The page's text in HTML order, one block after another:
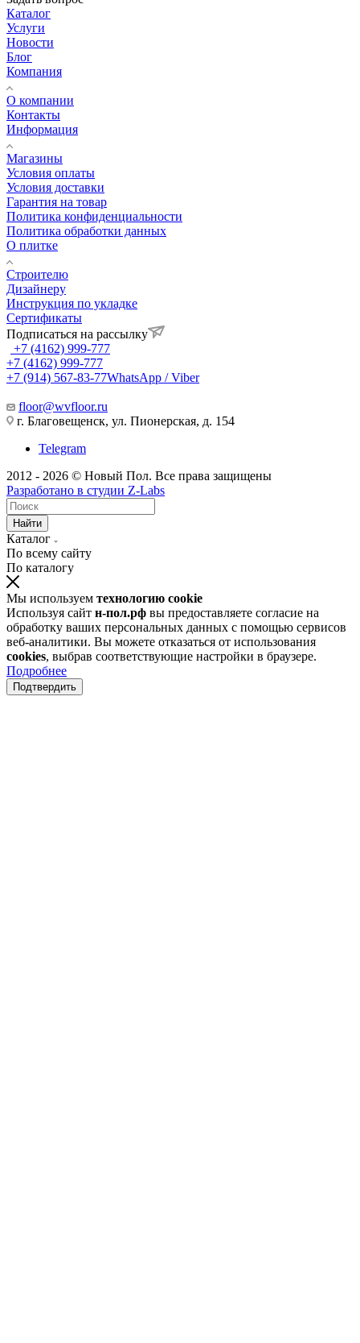
Каталог
Услуги
Новости
Блог
Компания
О компании
Контакты
Информация
Магазины
Условия оплаты
Условия доставки
Гарантия на товар
Политика конфиденциальности
Политика обработки данных
О плитке
Строителю
Дизайнеру
Инструкция по укладке
Сертификаты
Подписаться на рассылку
+7 (4162) 999-777
+7 (4162) 999-777
+7 (914) 567-83-77WhatsApp / Viber
floor@wvfloor.ru
г. Благовещенск, ул. Пионерская, д. 154
Telegram
2012 - 2026 © Новый Пол. Все права защищены
Разработано в студии Z-Labs
Найти
Каталог
По всему сайту
По каталогу
Мы используем технологию cookie
Используя сайт н-пол.рф вы предоставляете согласие на
обработку ваших персональных данных с помощью сервисов
веб-аналитики. Вы можете отказаться от использования
cookies, выбрав соответствующие настройки в браузере.
Подробнее
Подтвердить